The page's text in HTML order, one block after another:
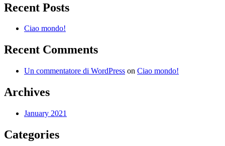
Recent Posts
Ciao mondo!
Recent Comments
Un commentatore di WordPress on Ciao mondo!
Archives
January 2021
Categories